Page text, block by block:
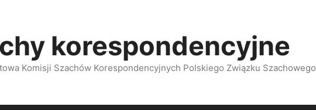
korespondencyjne
Komisji Szachów Korespondencyjnych Polskiego Związku Szachowego